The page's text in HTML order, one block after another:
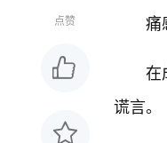
点赞 痛
在
谎言。